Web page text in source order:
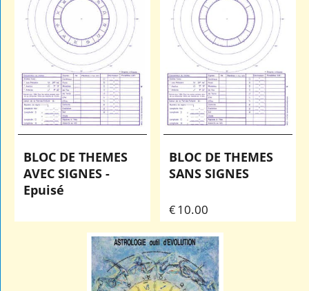
BLOC DE THEMES
AVEC SIGNES -
Epuisé
BLOC DE THEMES
SANS SIGNES
€10.00
0.30kg